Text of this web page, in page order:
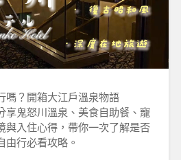
嗎？開箱大江戶溫泉物語
享鬼怒川溫泉、美食自助餐、寵
與入住心得，帶你一次了解是否
由行必看攻略。